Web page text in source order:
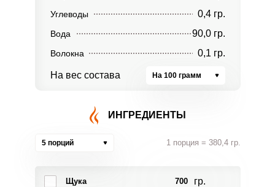
Углеводы 0,4 гр.
Вода 90,0 гр.
Волокна 0,1 гр.
На вес состава На 100 грамм
ИНГРЕДИЕНТЫ
5 порций 1 порция = 380,4 гр.
Щука 700 гр.